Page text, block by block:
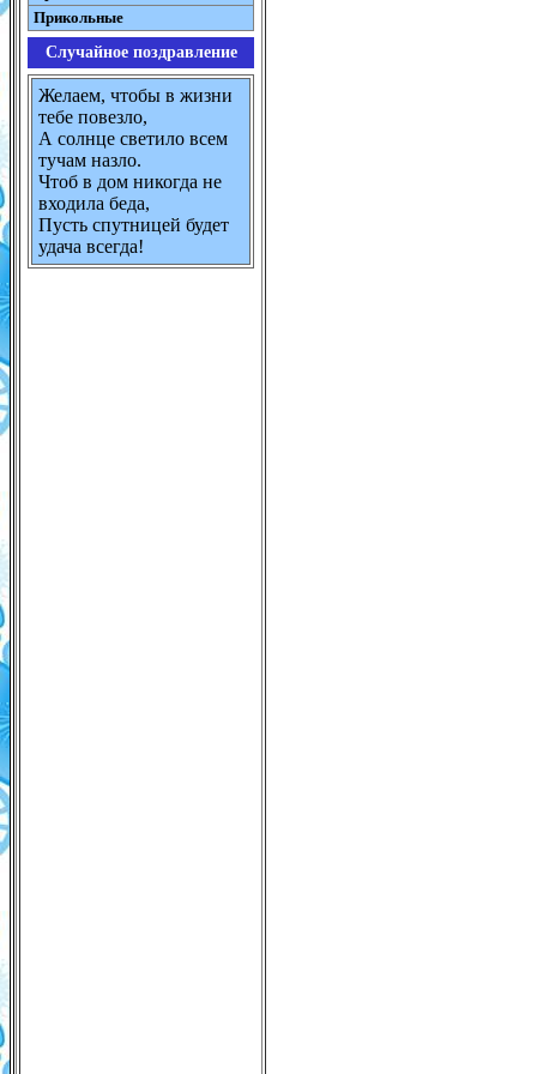
Прикольные
Случайное поздравление
Желаем, чтобы в жизни
тебе повезло,
А солнце светило всем
тучам назло.
Чтоб в дом никогда не
входила беда,
Пусть спутницей будет
удача всегда!